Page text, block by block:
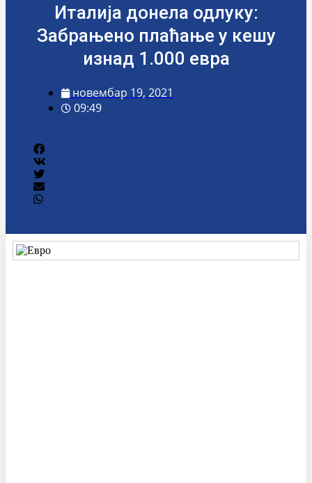
Италија донела одлуку:
Забрањено плаћање у кешу
изнад 1.000 евра
новембар 19, 2021
09:49